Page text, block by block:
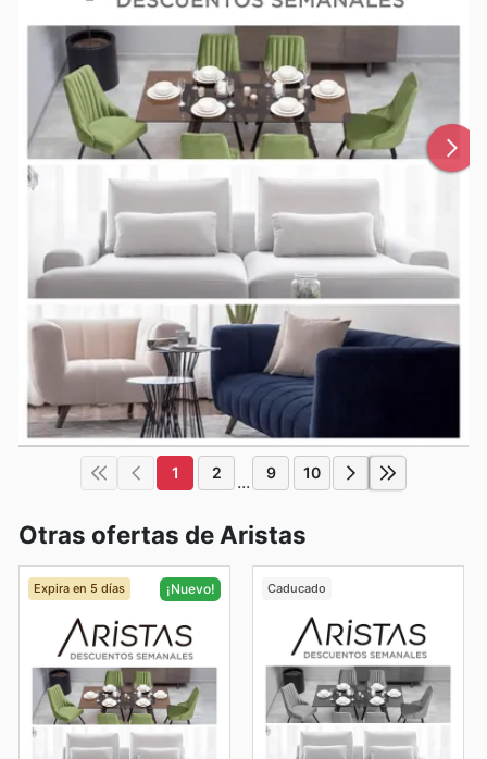
1 2 ... 9 10
Otras ofertas de Aristas
Expira en 5 días ¡Nuevo! Caducado